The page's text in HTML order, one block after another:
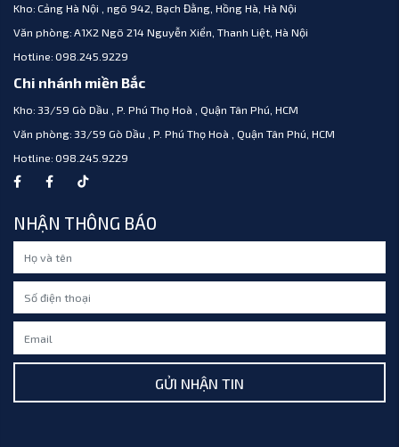
Kho: Cảng Hà Nội , ngõ 942, Bạch Đằng, Hồng Hà, Hà Nội
Văn phòng: A1X2 Ngõ 214 Nguyễn Xiển, Thanh Liệt, Hà Nội
Hotline: 098.245.9229
Chi nhánh miền Bắc
Kho: 33/59 Gò Dầu , P. Phú Thọ Hoà , Quận Tân Phú, HCM
Văn phòng: 33/59 Gò Dầu , P. Phú Thọ Hoà , Quận Tân Phú, HCM
Hotline: 098.245.9229
NHẬN THÔNG BÁO
GỬI NHẬN TIN